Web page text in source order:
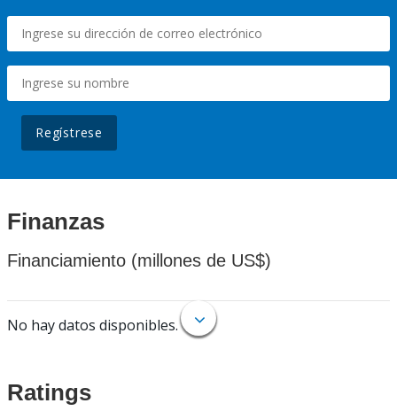
Regístrese
Finanzas
Financiamiento (millones de US$)
No hay datos disponibles.
Ratings